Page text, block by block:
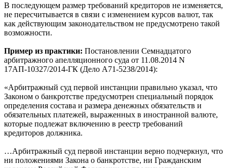
В последующем размер требований кредиторов не изменяется,
не пересчитывается в связи с изменением курсов валют, так
как действующим законодательством не предусмотрено такой
возможности.
Пример из практики: Постановлении Семнадцатого
арбитражного апелляционного суда от 11.08.2014 N
17АП-10327/2014-ГК (Дело А71-5238/2014):
«Арбитражный суд первой инстанции правильно указал, что
Законом о банкротстве предусмотрен специальный порядок
определения состава и размера денежных обязательств и
обязательных платежей, выраженных в иностранной валюте,
которые подлежат включению в реестр требований
кредиторов должника.
…Арбитражный суд первой инстанции верно подчеркнул, что
ни положениями Закона о банкротстве, ни Гражданским